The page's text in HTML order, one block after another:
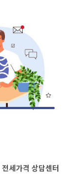
전세가격 상담센터